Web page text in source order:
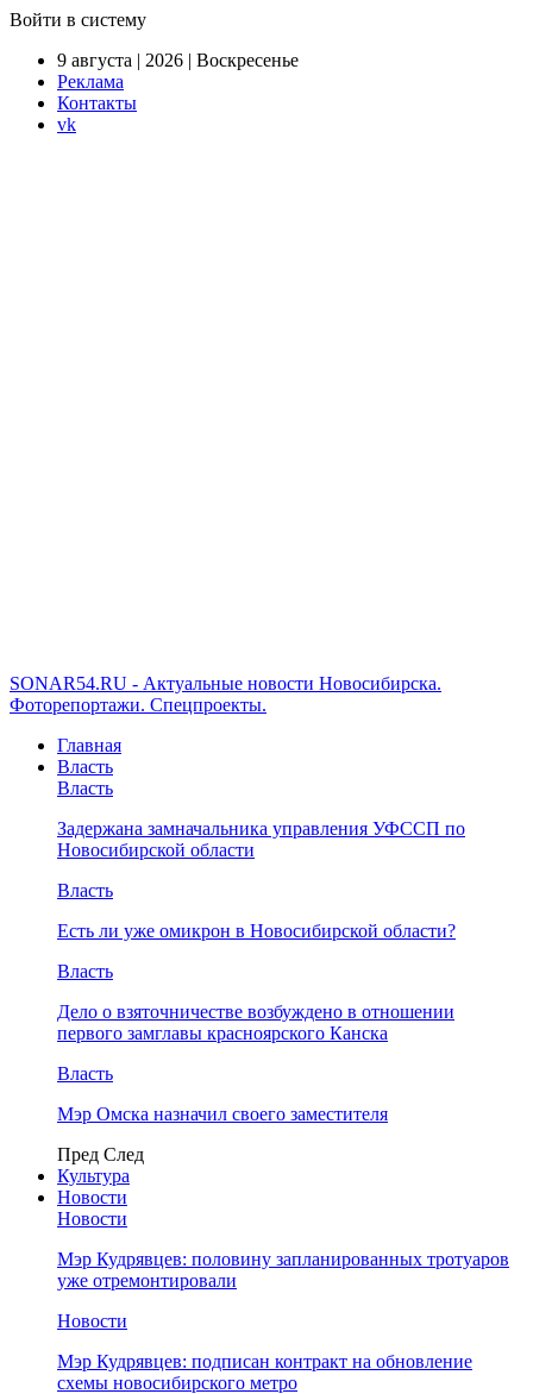
Войти в систему
9 августа | 2026 | Воскресенье
Реклама
Контакты
vk
SONAR54.RU - Актуальные новости Новосибирска.
Фоторепортажи. Спецпроекты.
Главная
Власть
Власть
Задержана замначальника управления УФССП по
Новосибирской области
Власть
Есть ли уже омикрон в Новосибирской области?
Власть
Дело о взяточничестве возбуждено в отношении
первого замглавы красноярского Канска
Власть
Мэр Омска назначил своего заместителя
Пред След
Культура
Новости
Новости
Мэр Кудрявцев: половину запланированных тротуаров
уже отремонтировали
Новости
Мэр Кудрявцев: подписан контракт на обновление
схемы новосибирского метро